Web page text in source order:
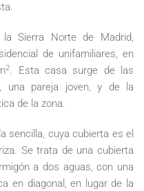
Sierra Norte de Madrid,
de unifamiliares, en
2. Esta casa surge de las
una pareja joven, y de la
de la zona.
sencilla, cuya cubierta es el
Se trata de una cubierta
a dos aguas, con una
en diagonal, en lugar de la